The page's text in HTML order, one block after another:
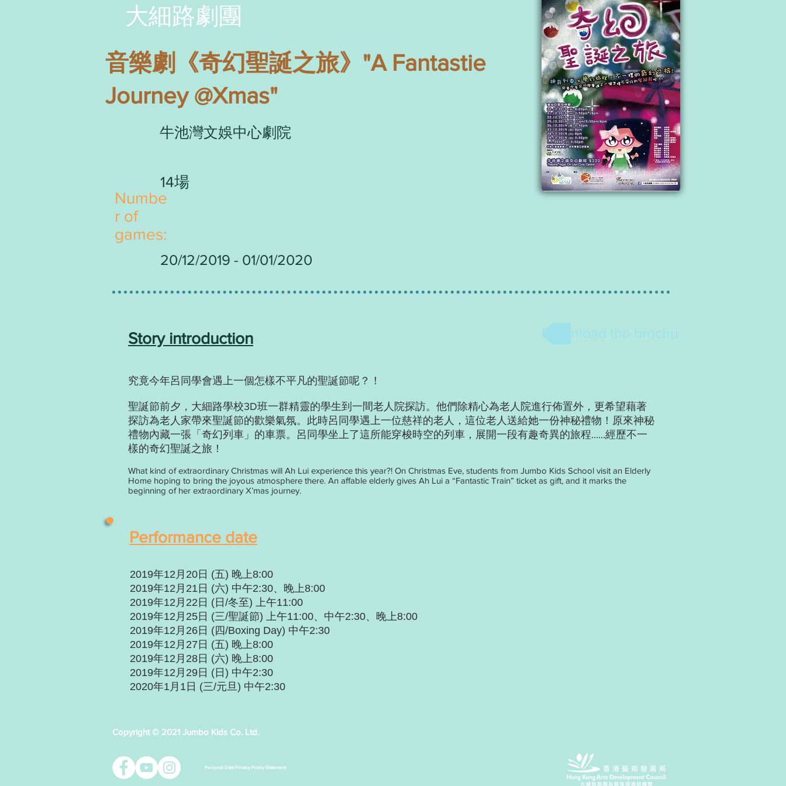
音樂劇《奇幻聖誕之旅》"A Fantastie
Journey @Xmas"
大細路劇團
牛池灣文娛中心劇院
Numbe
r of
games:
14場
20/12/2019 - 01/01/2020
Story introduction Download the brochure
究竟今年呂同學會遇上一個怎樣不平凡的聖誕節呢？！
聖誕節前夕，大細路學校3D班一群精靈的學生到一間老人院探訪。他們除精心為老人院進行佈置外，更希望藉著
探訪為老人家帶來聖誕節的歡樂氣氛。此時呂同學遇上一位慈祥的老人，這位老人送給她一份神秘禮物！原來神秘
禮物內藏一張「奇幻列車」的車票。呂同學坐上了這所能穿梭時空的列車，展開一段有趣奇異的旅程......經歷不一
樣的奇幻聖誕之旅！
What kind of extraordinary Christmas will Ah Lui experience this year?! On Christmas Eve, students from Jumbo Kids School visit an Elderly
Home hoping to bring the joyous atmosphere there. An affable elderly gives Ah Lui a “Fantastic Train” ticket as gift, and it marks the
beginning of her extraordinary X’mas journey.
Performance date
2019年12月20日 (五) 晚上8:00
2019年12月21日 (六) 中午2:30、晚上8:00
2019年12月22日 (日/冬至) 上午11:00
2019年12月25日 (三/聖誕節) 上午11:00、中午2:30、晚上8:00
2019年12月26日 (四/Boxing Day) 中午2:30
2019年12月27日 (五) 晚上8:00
2019年12月28日 (六) 晚上8:00
2019年12月29日 (日) 中午2:30
2020年1月1日 (三/元旦) 中午2:30
Copyright © 2021 Jumbo Kids Co. Ltd.
Personal Data Privacy Policy Statement